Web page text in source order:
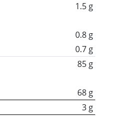
1.5 g
0.8 g
0.7 g
85 g
68 g
3 g